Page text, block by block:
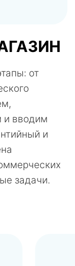
от
и вводим
и
задачи.